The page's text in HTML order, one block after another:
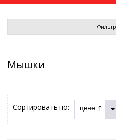
Фильтр
Мышки
Сортировать по: цене ↑